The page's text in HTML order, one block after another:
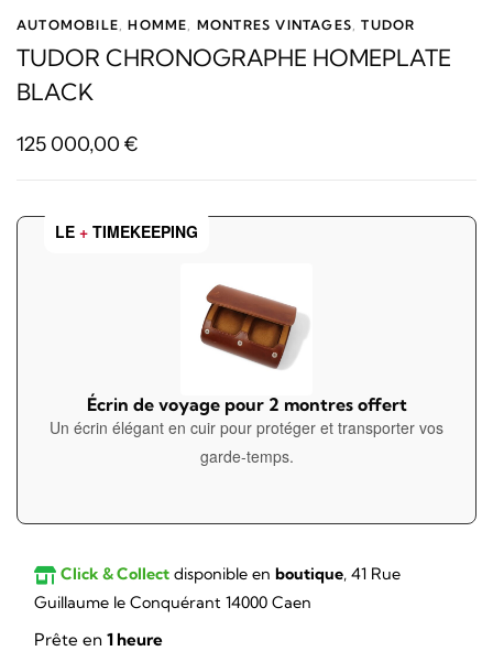
AUTOMOBILE ,HOMME MONTRES VINTAGES ,TUDOR
TUDOR CHRONOGRAPHE HOMEPLATE
BLACK
125 000,00 €
LE + TIMEKEEPING
Écrin de voyage pour 2 montres offert
Un écrin élégant en cuir pour protéger et transporter vos
garde-temps.
Click & Collect disponible en boutique, 41 Rue
Guillaume le Conquérant 14000 Caen
Prête en 1 heure